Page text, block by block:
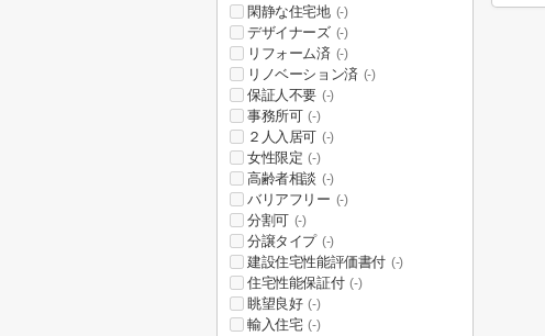
閑静な住宅地 (-)
デザイナーズ (-)
リフォーム済 (-)
リノベーション済 (-)
保証人不要 (-)
事務所可 (-)
２人入居可 (-)
女性限定 (-)
高齢者相談 (-)
バリアフリー (-)
分割可 (-)
分譲タイプ (-)
建設住宅性能評価書付 (-)
住宅性能保証付 (-)
眺望良好 (-)
輸入住宅 (-)